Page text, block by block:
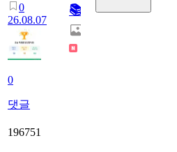
0
26.08.07
0
댓글
📚
196751